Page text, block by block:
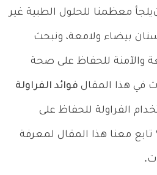
يلجأ معظمنا للحلول الطبية غير
بيضاء ولامعة، ونبحث
والآمنة للحفاظ على صحة
في هذا المقال فوائد الفراولة
الفراولة للحفاظ على
معنا هذا المقال لمعرفة